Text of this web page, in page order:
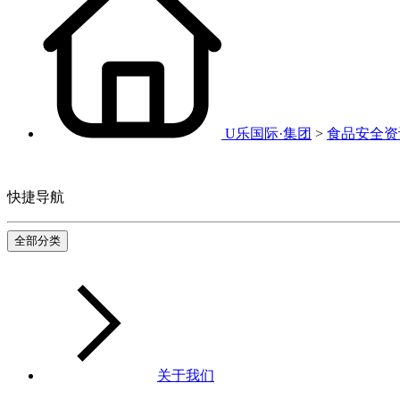
U乐国际·集团 > 食品安全
快捷导航
全部分类
关于我们